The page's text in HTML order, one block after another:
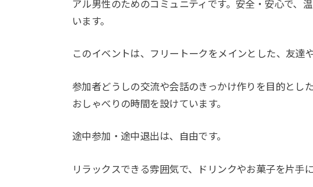
アル男性のためのコミュニティです。安全・安心で、
います。
このイベントは、フリートークをメインとした、友達
参加者どうしの交流や会話のきっかけ作りを目的とし
おしゃべりの時間を設けています。
途中参加・途中退出は、自由です。
リラックスできる雰囲気で、ドリンクやお菓子を片手